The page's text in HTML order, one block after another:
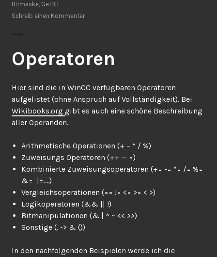
Bitmaske, GetBit
Schreib einen Kommentar
Operatoren
Hier sind die in WinCC verfügbaren Operatoren
aufgelistet (ohne Anspruch auf Vollständigkeit). Bei
Wikibooks.org gibt es auch eine schöne Beschreibung
aller Operanden.
Arithmetische Operationen (+ – * / %)
Zuweisungs Operatoren (++ — =)
Kombinierte Zuweisungsoperatoren (+= -= *= /= %=
&= |=….)
Vergleichsoperationen (== != <= >= < >)
Logikoperatoren (&& || !)
Bitmanipulationen (& | ^ ~ << >>)
Sonstige (. -> & ())
In den nachfolgenden Beispielen werde ich die